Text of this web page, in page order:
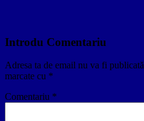
Introdu Comentariu
Adresa ta de email nu va fi
marcate cu *
Comentariu *